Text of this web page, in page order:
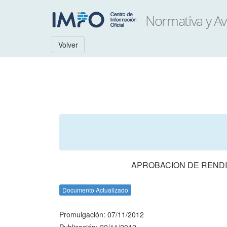
Volver
APROBACION DE
Documento Actualizado
Promulgación: 07/11/2012